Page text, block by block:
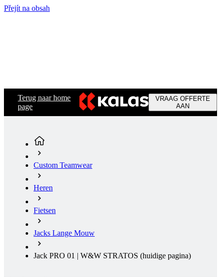
Přejít na obsah
Terug naar home
page
VRAAG OFFERTE
AAN
Custom Teamwear
Heren
Fietsen
Jacks Lange Mouw
Jack PRO 01 | W&W STRATOS (huidige pagina)